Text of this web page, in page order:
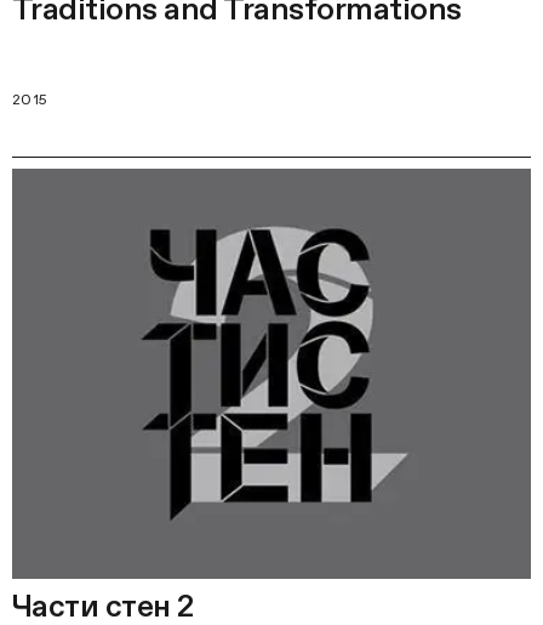
Traditions and Transformations
2015
Части стен 2